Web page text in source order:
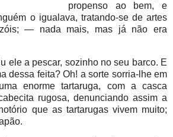
propenso ao bem, e
o igualava, tratando-se de artes
— nada mais, mas já não era
ele a pescar, sozinho no seu barco. E
dessa feita? Oh! a sorte sorria-lhe em
enorme tartaruga, com a casca
rugosa, denunciando assim a
que as tartarugas vivem muito;